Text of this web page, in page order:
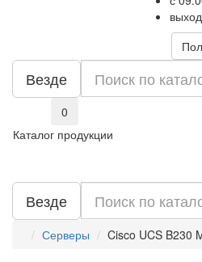
Везде
0
Каталог продукции
Везде
Серверы Cisco UCS B230